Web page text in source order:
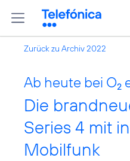
Zurück zu Archiv 2022
Ab heute bei O2
Die
Series 4 mit
Mobilfunk